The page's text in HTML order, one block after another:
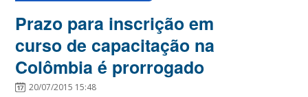
Prazo para inscrição em
curso de capacitação na
Colômbia é prorrogado
20/07/2015 15:48